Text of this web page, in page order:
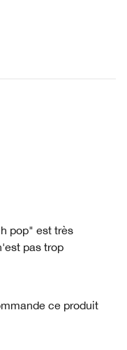
pop" est très
pas trop
ce produit